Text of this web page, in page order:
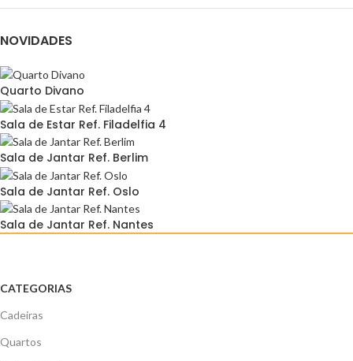
NOVIDADES
Quarto Divano
Sala de Estar Ref. Filadelfia 4
Sala de Jantar Ref. Berlim
Sala de Jantar Ref. Oslo
Sala de Jantar Ref. Nantes
CATEGORIAS
Cadeiras
Quartos